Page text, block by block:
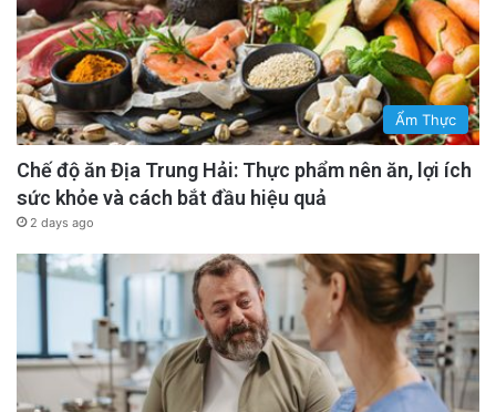
Ẩm Thực
Chế độ ăn Địa Trung Hải: Thực phẩm nên ăn, lợi ích
sức khỏe và cách bắt đầu hiệu quả
2 days ago